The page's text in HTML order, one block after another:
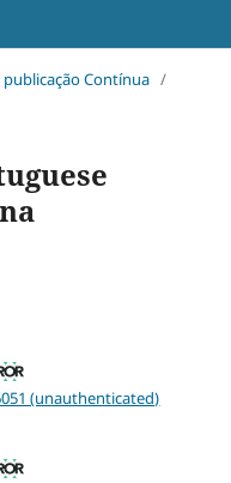
publicação Contínua /
(unauthenticated)